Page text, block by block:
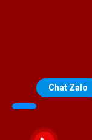
Chat Zalo